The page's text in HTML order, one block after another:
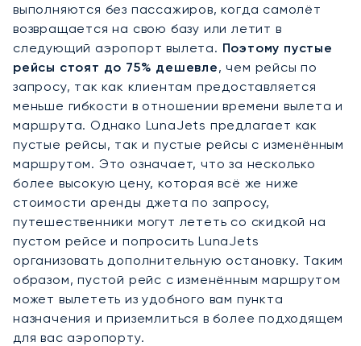
выполняются без пассажиров, когда самолёт
возвращается на свою базу или летит в
следующий аэропорт вылета. Поэтому пустые
рейсы стоят до 75% дешевле, чем рейсы по
запросу, так как клиентам предоставляется
меньше гибкости в отношении времени вылета и
маршрута. Однако LunaJets предлагает как
пустые рейсы, так и пустые рейсы с изменённым
маршрутом. Это означает, что за несколько
более высокую цену, которая всё же ниже
стоимости аренды джета по запросу,
путешественники могут лететь со скидкой на
пустом рейсе и попросить LunaJets
организовать дополнительную остановку. Таким
образом, пустой рейс с изменённым маршрутом
может вылететь из удобного вам пункта
назначения и приземлиться в более подходящем
для вас аэропорту.